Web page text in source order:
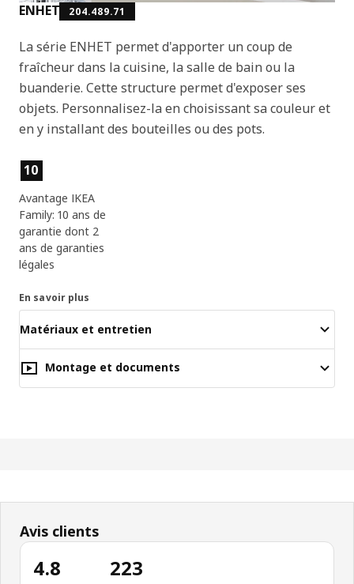
ENHET 204.489.71
La série ENHET permet d'apporter un coup de
fraîcheur dans la cuisine, la salle de bain ou la
buanderie. Cette structure permet d'exposer ses
objets. Personnalisez-la en choisissant sa couleur et
en y installant des bouteilles ou des pots.
Caractéristiques du produit
10
Avantage IKEA
Family: 10 ans de
garantie dont 2
ans de garanties
légales
En savoir plus
Matériaux et entretien
Montage et documents
Avis clients
4.8 223